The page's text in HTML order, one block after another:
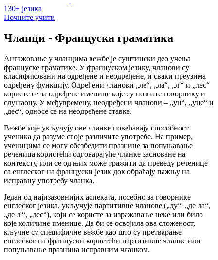
130+ језика
Почните учити
Чланци - Француска граматика
Ангажовање у чланцима вежбе је суштински део учења
француске граматике. У француском језику, чланови су
класификовани на одређене и неодређене, и сваки преузима
одређену функцију. Одређени чланови „ле“, „ла“, „л'“ и „лес“
користе се за одређене именице које су познате говорнику и
слушаоцу. У међувремену, неодређени чланови – „ун“, „уне“ и
„дес“, односе се на неодређене ставке.
Вежбе које укључују ове чланке повећавају способност
ученика да разуме своје различите употребе. На пример,
ученицима се могу обезбедити празнине за попуњавање
реченица користећи одговарајуће чланке засноване на
контексту, или се од њих може тражити да преведу реченице
са енглеског на француски језик док обраћају пажњу на
исправну употребу чланка.
Један од најизазовнијих аспеката, посебно за говорнике
енглеског језика, укључује партитивне чланове („ду“, „де ла“,
„де л'“, „дес“), који се користе за изражавање неке или било
које количине именице. Да би се освојила ова сложеност,
кључне су специфичне вежбе као што су претварање
енглеског на француски користећи партитивне чланке или
попуњавање празнина исправним чланком.